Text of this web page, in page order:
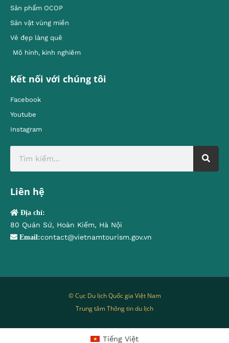
Sản phẩm OCOP
Sản vật vùng miền
Vẻ đẹp làng quê
Mô hình, kinh nghiêm
Kết nối với chúng tôi
Facebook
Youtube
Instagram
Liên hệ
Địa chỉ:
80 Quán Sứ, Hoàn Kiếm, Hà Nội
Email:contact@vietnamtourism.gov.vn
© Cục Du lịch Quốc gia Việt Nam
Trung tâm Thông tin du lịch
Tiếng Việt